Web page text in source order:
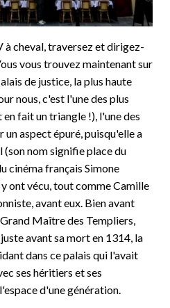
à cheval, traversez et dirigez-
vous trouvez maintenant sur
de justice, la plus haute
nous, c'est l'une des plus
fait un triangle !), l'une des
un aspect épuré, puisqu'elle a
nom signifie place du
cinéma français Simone
ont vécu, tout comme Camille
avant eux. Bien avant
Maître des Templiers,
avant sa mort en 1314, la
dans ce palais qui l'avait
ses héritiers et ses
d'une génération.